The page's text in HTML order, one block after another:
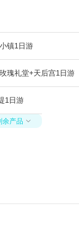
镇1日游
瑰礼堂+天后宫1日游
1日游
余产品 